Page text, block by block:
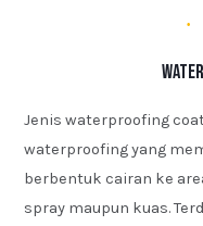
Jenis waterproofing
waterproofing yang
berbentuk cairan ke
spray maupun kuas.